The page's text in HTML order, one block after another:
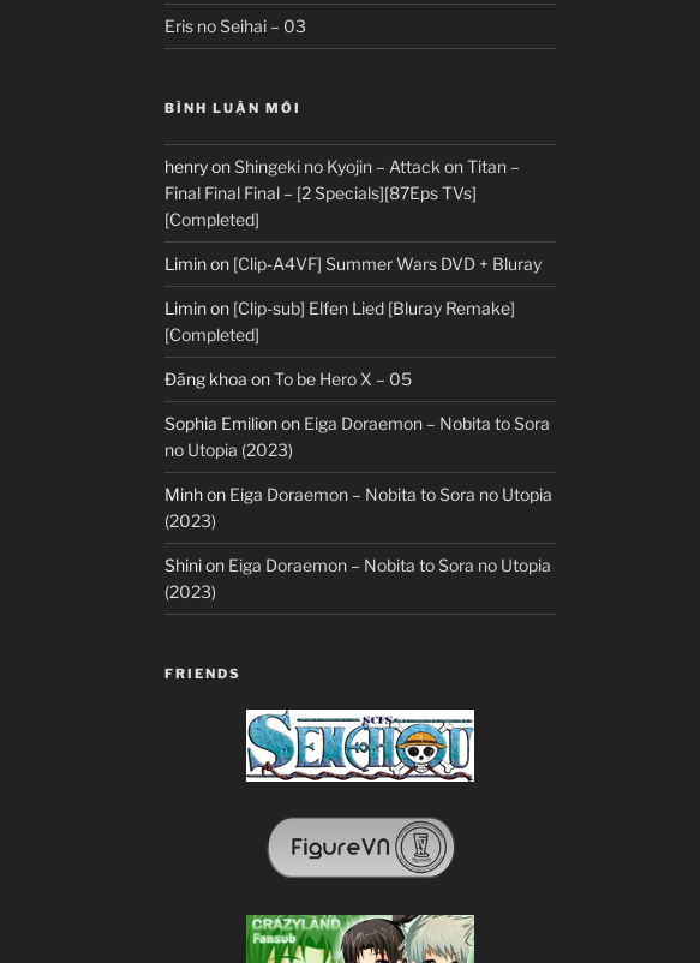
Eris no Seihai – 03
BÌNH LUẬN MỚI
henryonShingeki no Kyojin – Attack on Titan –
Final Final Final – [2 Specials][87Eps TVs]
[Completed]
Liminon [Clip-A4VF] Summer Wars DVD + Bluray
Liminon [Clip-sub] Elfen Lied [Bluray Remake]
[Completed]
Đăng khoa onTo be Hero X – 05
Sophia Emilionon Eiga Doraemon – Nobita to Sora
no Utopia (2023)
Minhon Eiga Doraemon – Nobita to Sora no Utopia
(2023)
Shinion Eiga Doraemon – Nobita to Sora no Utopia
(2023)
FRIENDS